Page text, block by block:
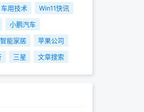
车用技术
Win11快讯
小鹏汽车
智能家居
苹果公司
三星 文章搜索